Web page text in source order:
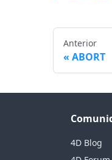
Anterior
ABORT
4D Blog